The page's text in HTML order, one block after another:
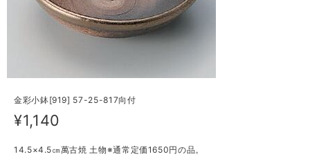
金彩小鉢[919] 57-25-817向付
¥1,140
14.5×4.5㎝萬古焼 土物※通常定価1650円の品。